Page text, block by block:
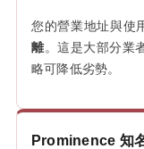
您的營業地址與使
離。這是大部分業
略可降低劣勢。
Prominence 知